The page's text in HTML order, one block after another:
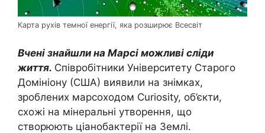
Карта рухів темної енергії, яка розширює Всесвіт
Вчені знайшли на Марсі можливі сліди
життя. Співробітники Університету Старого
Домініону (США) виявили на знімках,
зроблених марсоходом Curiosity, об’єкти,
схожі на мінеральні утворення, що
створюють ціанобактерії на Землі.